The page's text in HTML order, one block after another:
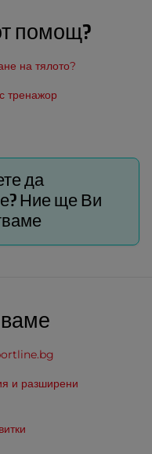
помощ?
на тялото?
тренажор
да
Ние ще Ви
и разширени